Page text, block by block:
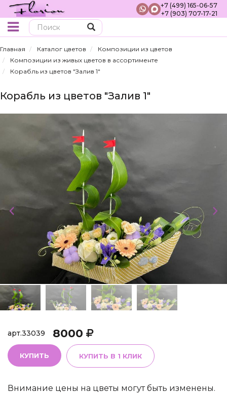
+7 (499) 165-06-57
+7 (903) 707-17-21
Главная Каталог цветов
Композиции из цветов
Композиции из живых цветов в ассортименте
Корабль из цветов "Залив 1"
Корабль из цветов "Залив 1"
арт.33039 8000
КУПИТЬ КУПИТЬ В 1 КЛИК
Внимание цены на цветы могут быть изменены.